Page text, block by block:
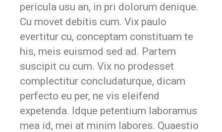
pericula usu an, in pri dolorum denique.
Cu movet debitis cum. Vix paulo
evertitur cu, conceptam constituam te
his, meis euismod sed ad. Partem
suscipit cu cum. Vix no prodesset
complectitur concludaturque, dicam
perfecto eu per, ne vis eleifend
expetenda. Idque petentium laboramus
mea id, mei at minim labores. Quaestio